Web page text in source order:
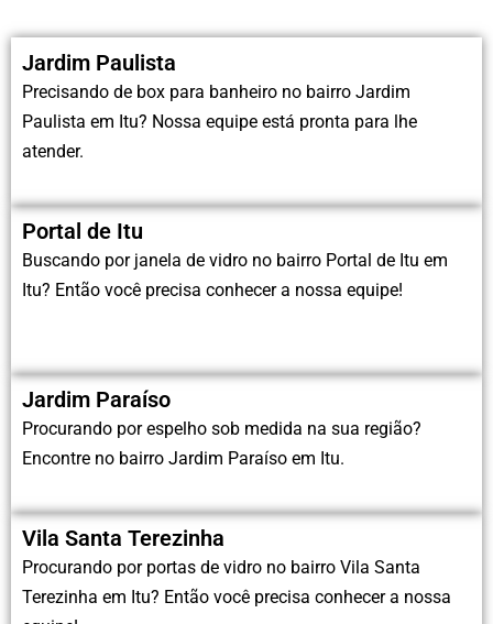
Jardim Paulista
Precisando de box para banheiro no bairro Jardim
Paulista em Itu? Nossa equipe está pronta para lhe
atender.
Portal de Itu
Buscando por janela de vidro no bairro Portal de Itu em
Itu? Então você precisa conhecer a nossa equipe!
Jardim Paraíso
Procurando por espelho sob medida na sua região?
Encontre no bairro Jardim Paraíso em Itu.
Vila Santa Terezinha
Procurando por portas de vidro no bairro Vila Santa
Terezinha em Itu? Então você precisa conhecer a nossa